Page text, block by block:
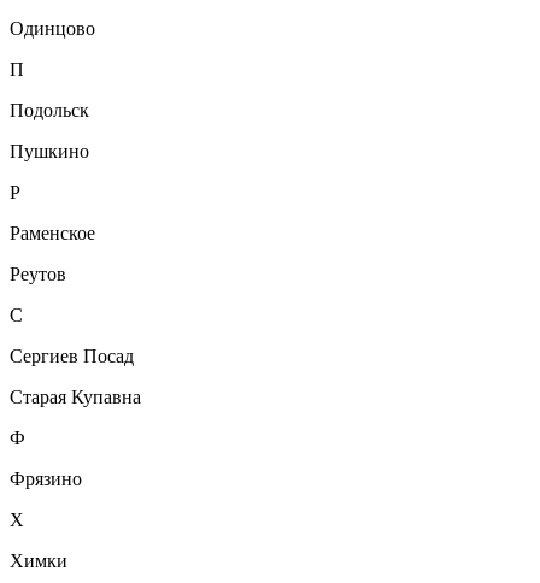
Одинцово
П
Подольск
Пушкино
Р
Раменское
Реутов
С
Сергиев Посад
Старая Купавна
Ф
Фрязино
Х
Химки